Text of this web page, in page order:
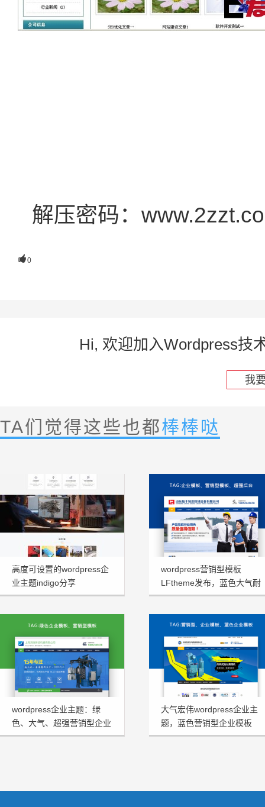
解压密码：
0
Hi, 欢迎加入Wordpress技
我
TA们觉得这些也都棒棒哒
高度可设置的wordpress企
业主题indigo分享
wordpress营销型模板
LFtheme发布，蓝色大气耐
看型首选
wordpress企业主题：绿
色、大气、超强营销型企业
模板HRtheme发布
大气宏伟wordpress企业主
题，蓝色营销型企业模板
HJtheme发布